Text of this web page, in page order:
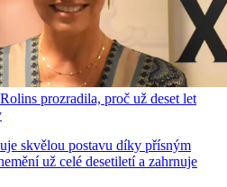
prozradila, proč už deset let
skvělou postavu díky přísným
už celé desetiletí a zahrnuje